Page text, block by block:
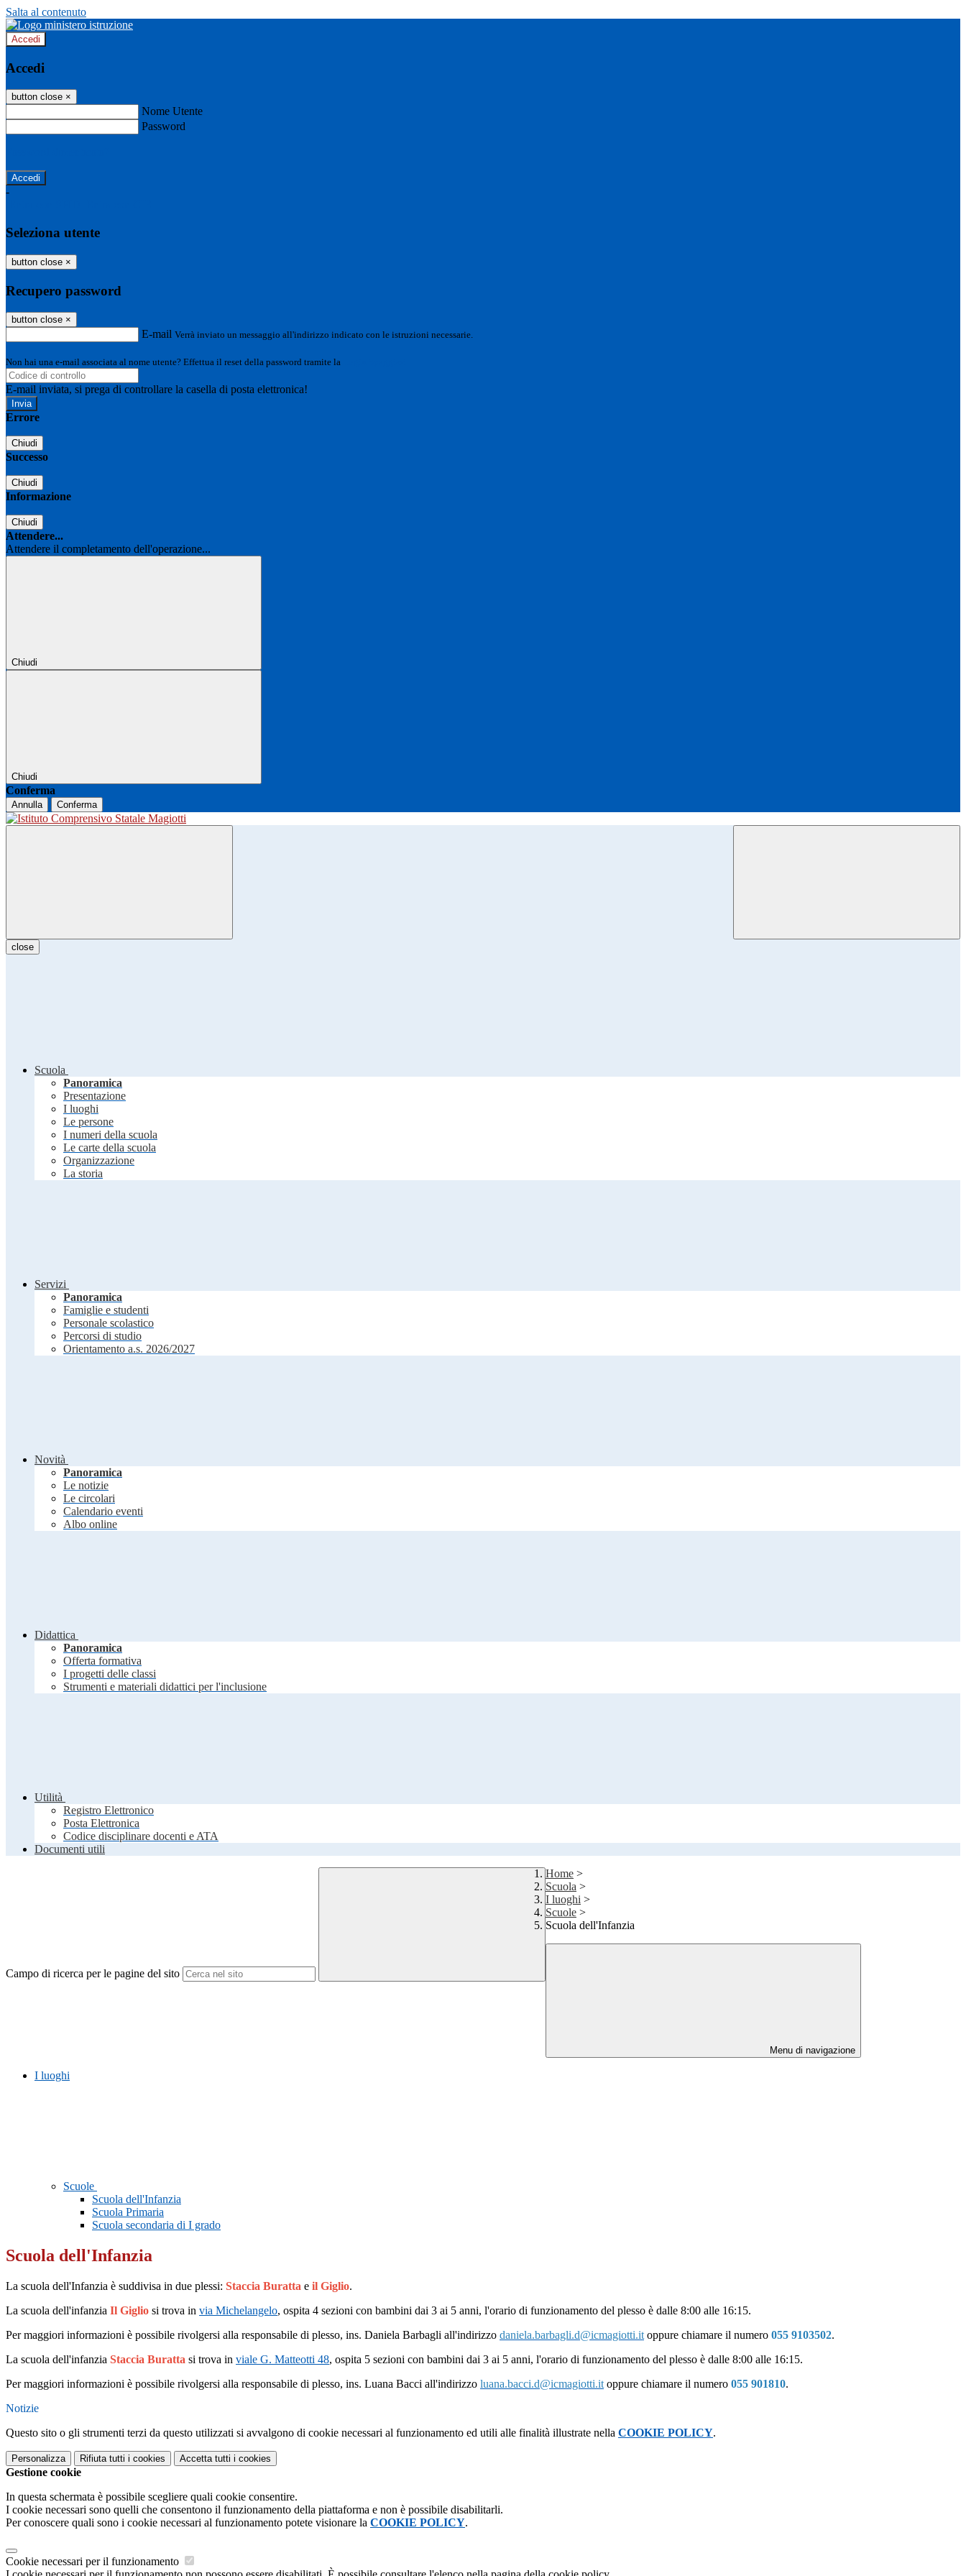
Salta al contenuto
Accedi
Accedi
button close ×
Nome Utente
Password
-
Seleziona utente
button close ×
Recupero password
button close ×
E-mail Verrà inviato un messaggio all'indirizzo indicato con le istruzioni necessarie.
Non hai una e-mail associata al nome utente? Effettua il reset della password tramite la
E-mail inviata, si prega di controllare la casella di posta elettronica!
Errore
Chiudi
Successo
Chiudi
Informazione
Chiudi
Attendere...
Attendere il completamento dell'operazione...
Chiudi
Chiudi
Conferma
Annulla Conferma
close
Scuola
Panoramica
Presentazione
I luoghi
Le persone
I numeri della scuola
Le carte della scuola
Organizzazione
La storia
Servizi
Panoramica
Famiglie e studenti
Personale scolastico
Percorsi di studio
Orientamento a.s. 2026/2027
Novità
Panoramica
Le notizie
Le circolari
Calendario eventi
Albo online
Didattica
Panoramica
Offerta formativa
I progetti delle classi
Strumenti e materiali didattici per l'inclusione
Utilità
Registro Elettronico
Posta Elettronica
Codice disciplinare docenti e ATA
Documenti utili
Campo di ricerca per le pagine del sito
Home >
Scuola >
I luoghi >
Scuole >
Scuola dell'Infanzia
Menu di navigazione
I luoghi
Scuole
Scuola dell'Infanzia
Scuola Primaria
Scuola secondaria di I grado
Scuola dell'Infanzia
La scuola dell'Infanzia è suddivisa in due plessi: Staccia Buratta e il Giglio.
La scuola dell'infanzia Il Giglio si trova in via Michelangelo, ospita 4 sezioni con bambini dai 3 ai 5 anni, l'orario di funzionamento del plesso è dalle 8:00 alle 16:15.
Per maggiori informazioni è possibile rivolgersi alla responsabile di plesso, ins. Daniela Barbagli all'indirizzo daniela.barbagli.d@icmagiotti.it oppure chiamare il numero 055 9103502.
La scuola dell'infanzia Staccia Buratta si trova in viale G. Matteotti 48, ospita 5 sezioni con bambini dai 3 ai 5 anni, l'orario di funzionamento del plesso è dalle 8:00 alle 16:15.
Per maggiori informazioni è possibile rivolgersi alla responsabile di plesso, ins. Luana Bacci all'indirizzo luana.bacci.d@icmagiotti.it oppure chiamare il numero 055 901810.
Notizie
Questo sito o gli strumenti terzi da questo utilizzati si avvalgono di cookie necessari al funzionamento ed utili alle finalità illustrate nella COOKIE POLICY.
Personalizza Rifiuta tutti i cookies Accetta tutti i cookies
Gestione cookie
In questa schermata è possibile scegliere quali cookie consentire.
I cookie necessari sono quelli che consentono il funzionamento della piattaforma e non è possibile disabilitarli.
Per conoscere quali sono i cookie necessari al funzionamento potete visionare la COOKIE POLICY.
Cookie necessari per il funzionamento